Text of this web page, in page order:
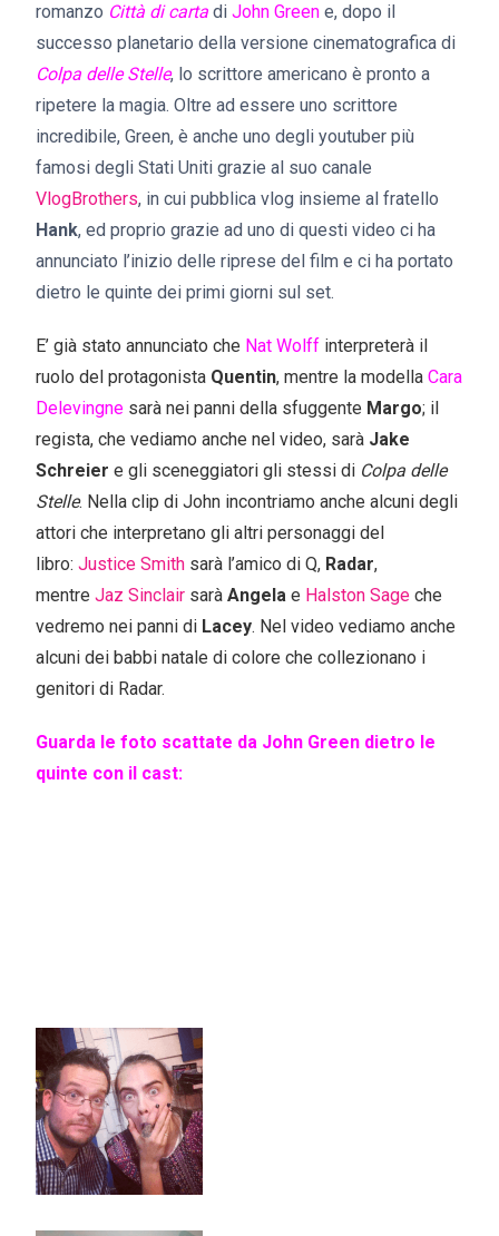
romanzo Città di carta di John Green e, dopo il
successo planetario della versione cinematografica di
Colpa delle Stelle, lo scrittore americano è pronto a
ripetere la magia. Oltre ad essere uno scrittore
incredibile, Green, è anche uno degli youtuber più
famosi degli Stati Uniti grazie al suo canale
VlogBrothers, in cui pubblica vlog insieme al fratello
Hank, ed proprio grazie ad uno di questi video ci ha
annunciato l’inizio delle riprese del film e ci ha portato
dietro le quinte dei primi giorni sul set.
E’ già stato annunciato che Nat Wolff interpreterà il
ruolo del protagonista Quentin, mentre la modella Cara
Delevingne sarà nei panni della sfuggente Margo; il
regista, che vediamo anche nel video, sarà Jake
Schreier e gli sceneggiatori gli stessi di Colpa delle
Stelle. Nella clip di John incontriamo anche alcuni degli
attori che interpretano gli altri personaggi del
libro: Justice Smith sarà l’amico di Q, Radar,
mentre Jaz Sinclair sarà Angela e Halston Sage che
vedremo nei panni di Lacey. Nel video vediamo anche
alcuni dei babbi natale di colore che collezionano i
genitori di Radar.
Guarda le foto scattate da John Green dietro le
quinte con il cast: